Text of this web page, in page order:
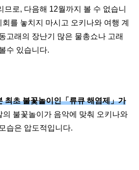
므로, 다음해 12월까지 볼 수 없습니
를 놓치지 마시고 오키나와 여행 계
고래의 장난기 많은 물총쇼나 고래
수 있습니다.
최초 불꽃놀이인「류큐 해염제」가
의 불꽃놀이가 음악에 맞춰 오키나와
습은 압도적입니다.